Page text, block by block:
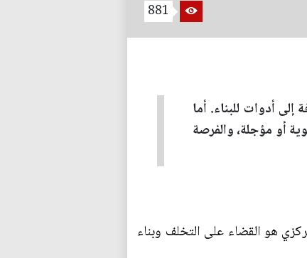
881
أدوات للبناء. أما
أو مؤجلة، والفرصة
منذ تأسيس الدولة الحديثة (1921) جعلت هدفها المركزي هو القضاء على التخلف وبناء